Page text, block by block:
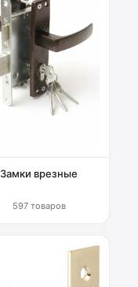
Замки врезные
597 товаров